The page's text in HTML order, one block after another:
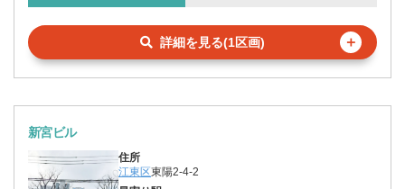
詳細を見る(1区画) ＋
新宮ビル
住所
江東区東陽2-4-2